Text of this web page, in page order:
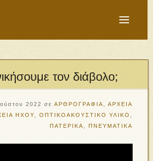
τον διάβολο;
2022 σε ΑΡΘΡΟΓΡΑΦΙΑ
ΑΡΧΕΙΑ
ΗΧΟΥ ΟΠΤΙΚΟΑΚΟΥΣΤΙΚΟ ΥΛΙΚΟ
ΠΑΤΕΡΙΚΑ
ΠΝΕΥΜΑΤΙΚΑ